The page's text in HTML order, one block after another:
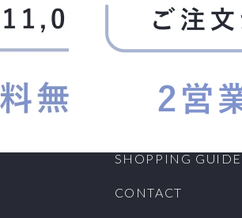
SHOPPING GUIDE
CONTACT